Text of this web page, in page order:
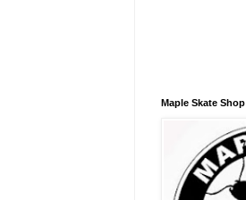
Maple Skate Shop